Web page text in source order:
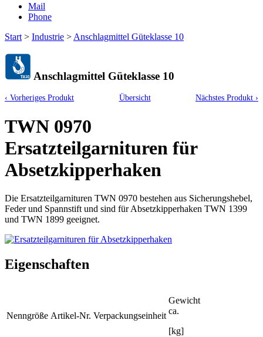
Mail
Phone
Start > Industrie > Anschlagmittel Güteklasse 10
Anschlagmittel Güteklasse 10
‹ Vorheriges Produkt Übersicht Nächstes Produkt ›
TWN 0970
Ersatzteilgarnituren für
Absetzkipperhaken
Die Ersatzteilgarnituren TWN 0970 bestehen aus Sicherungshebel,
Feder und Spannstift und sind für Absetzkipperhaken TWN 1399
und TWN 1899 geeignet.
Eigenschaften
Nenngröße Artikel-Nr. Verpackungseinheit
Gewicht
ca.
[kg]